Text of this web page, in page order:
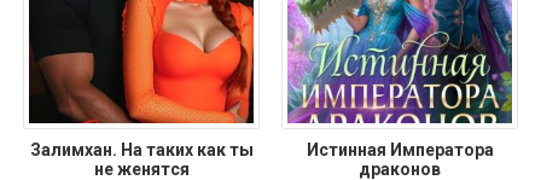
Залимхан. На таких как ты
не женятся
Истинная Императора
драконов